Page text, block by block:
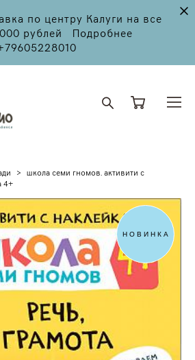
по центру Калуги на все
рублей Подробнее
> школа семи гномов. активити с
4+
НОВИНКА